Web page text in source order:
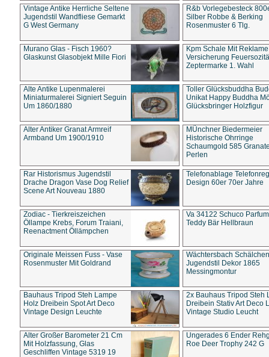
Vintage Antike Herrliche Seltene
Jugendstil Wandfliese Gemarkt
G West Germany
R&b Vorlegebesteck
Silber Robbe & Berking
Rosenmuster 6 Tlg.
Murano Glas - Fisch 1960?
Glaskunst Glasobjekt Mille Fiori
Kpm Schale Mit Reklame
Versicherung
Zeptermarke 1. Wahl
Alte Antike Lupenmalerei
Miniaturmalerei Signiert Seguin
Um 1860/1880
Toller Glücksbuddha
Unikat Happy Buddha
Glücksbringer Holzfigur
Alter Antiker Granat Armreif
Armband Um 1900/1910
MÜnchner Biedermeier
Historische Ohrringe
Schaumgold 585
Perlen
Rar Historismus Jugendstil
Drache Dragon Vase Dog Relief
Scene Art Nouveau 1880
Telefonablage
Design 60er 70er Jahre
Zodiac - Tierkreiszeichen
Öllampe Krebs, Forum Traiani,
Reenactment Öllämpchen
Va 34122 Schuco
Teddy Bär Hellbraun
Originale Meissen Fuss - Vase
Rosenmuster Mit Goldrand
Wächtersbach Schälchen
Jugendstil Dekor 1865
Messingmontur
Bauhaus Tripod Steh Lampe
Holz Dreibein Spot Art Deco
Vintage Design Leuchte
2x Bauhaus Tripod Steh
Dreibein Stativ Art Deco
Vintage Studio Leucht
Alter Großer Barometer 21 Cm
Mit Holzfassung, Glas
Geschliffen Vintage 5319 19
Ungerades 6 Ender
Roe Deer Trophy 242 G